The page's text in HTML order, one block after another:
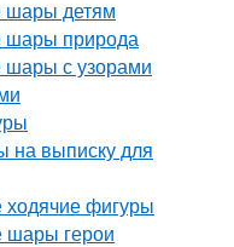
шары детям
шары природа
с узорами
на выписку для
ходячие фигуры
шары герои